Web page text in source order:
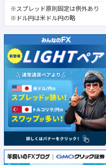
※スプレッド原則固定は例外あり
※ドル円は米ドル円の略